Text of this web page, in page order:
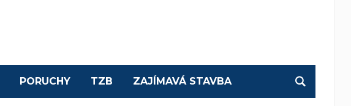
PORUCHY TZB ZAJÍMAVÁ STAVBA